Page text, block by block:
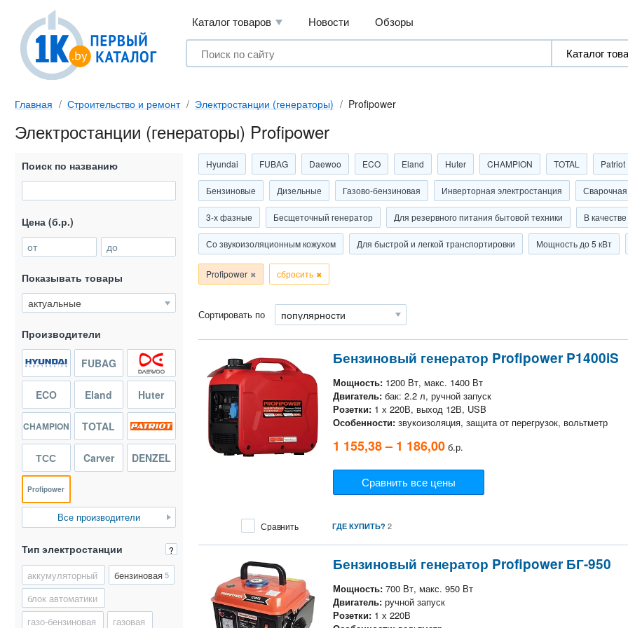
Каталог товаров Новости Обзоры
Главная Строительство и ремонт Электростанции (генераторы) Profipower
Электростанции (генераторы) Profipower
Hyundai FUBAG Daewoo ECO Eland Huter CHAMPION TOTAL Patriot
Бензиновые Дизельные Газово-бензиновая Инверторная электростанция
3-х фазные Бесщеточный генератор Для резервного питания бытовой техники В
Со звукоизоляционным кожухом Для быстрой и легкой транспортировки Мощность до 5 кВт
Profipower сбросить
Сортировать по
Бензиновый генератор Profipower P1400iS
Мощность: 1200 Вт, макс. 1400 Вт
Двигатель: бак: 2.2 л, ручной запуск
Розетки: 1 х 220В, выход 12В, USB
Особенности: звукоизоляция, защита от перегрузок, вольтметр
1 155,38 – 1 186,00 б.р.
Сравнить все цены
ГДЕ КУПИТЬ? 2
Сравнить
Бензиновый генератор Profipower БГ-950
Мощность: 700 Вт, макс. 950 Вт
Двигатель: ручной запуск
Розетки: 1 х 220В
Поиск по названию
Цена (б.р.)
от
до
Показывать товары
Производители
FUBAG
ECO Eland Huter
CHAMPION TOTAL
ТСС Carver DENZEL
Profipower
Все производители
Тип электростанции ?
аккумуляторный бензиновая5
блок автоматики
газо-бензиновая
газовая